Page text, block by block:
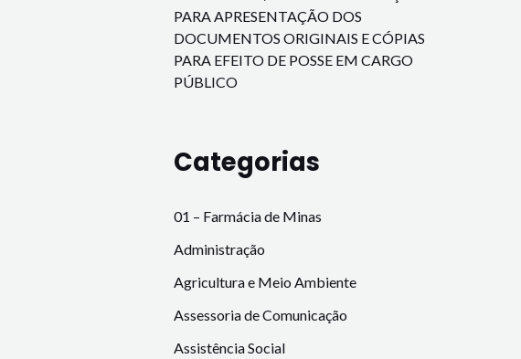
PARA APRESENTAÇÃO DOS
DOCUMENTOS ORIGINAIS E CÓPIAS
PARA EFEITO DE POSSE EM CARGO
PÚBLICO
Categorias
01 – Farmácia de Minas
Administração
Agricultura e Meio Ambiente
Assessoria de Comunicação
Assistência Social